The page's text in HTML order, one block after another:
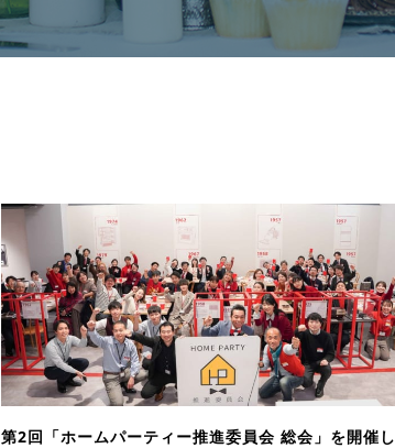
第2回「ホームパーティー推進委員会 総会」を開催し